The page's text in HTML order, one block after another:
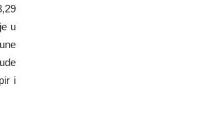
u
i